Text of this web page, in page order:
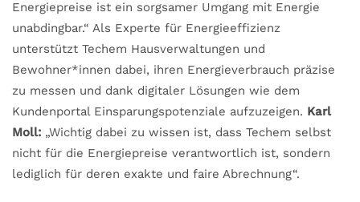
Energiepreise ist ein sorgsamer Umgang mit Energie
unabdingbar.“ Als Experte für Energieeffizienz
unterstützt Techem Hausverwaltungen und
Bewohner*innen dabei, ihren Energieverbrauch präzise
zu messen und dank digitaler Lösungen wie dem
Kundenportal Einsparungspotenziale aufzuzeigen. Karl
Moll: „Wichtig dabei zu wissen ist, dass Techem selbst
nicht für die Energiepreise verantwortlich ist, sondern
lediglich für deren exakte und faire Abrechnung“.